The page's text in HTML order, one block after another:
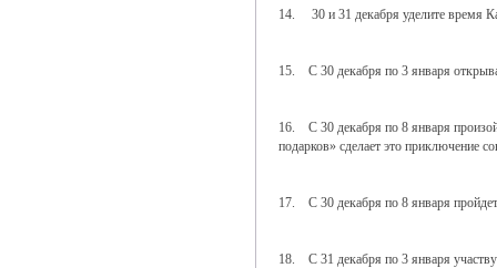
14. 30 и 31 декабря уделите время
15. С 30 декабря по 3 января
16. С 30 декабря по 8 января
подарков» сделает это приключение
17. С 30 декабря по 8 января
18. С 31 декабря по 3 января